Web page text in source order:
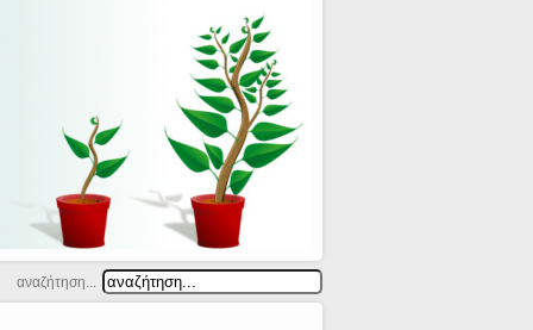
αναζήτηση...